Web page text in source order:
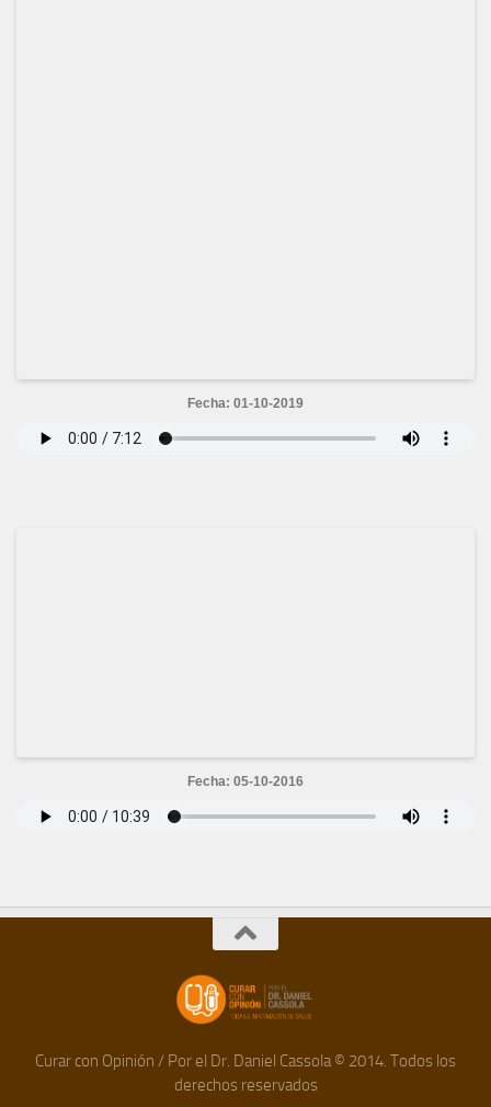
Fecha: 01-10-2019
Fecha: 05-10-2016
Curar con Opinión / Por el Dr. Daniel Cassola © 2014. Todos los
derechos reservados